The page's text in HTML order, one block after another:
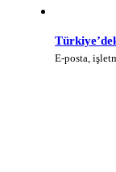
E-posta,